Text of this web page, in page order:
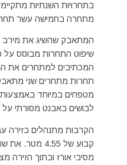
בתחרויות השנתיות
מתחרה בחמישה עשר
המתאבק שהשיג את מירב
שיפוט התחרות מבוסס על
המכתיבים למתחרים את
תחרות מתחרים שני
מטפחים במיוחד
לבושים באבנט מסורתי על
הקרבות מתנהלים בזירה
קבוע של 4.55
מסיבי אורז ובתוך הזירה